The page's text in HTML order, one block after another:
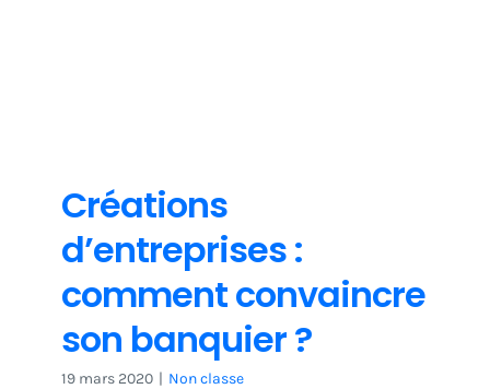
Créations
d’entreprises :
comment convaincre
son banquier ?
19 mars 2020 | Non classe